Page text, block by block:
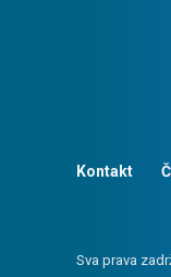
Kontakt
Sva prava